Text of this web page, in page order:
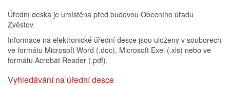
Úřední deska je umístěna před budovou Obecního úřadu
Zvěstov.
Informace na elektronické úřední desce jsou uloženy v souborech
ve formátu Microsoft Word (.doc), Microsoft Exel (.xls) nebo ve
formátu Acrobat Reader (.pdf).
Vyhledávání na úřední desce